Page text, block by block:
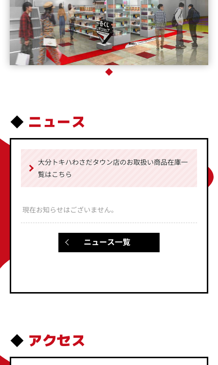
ニュース
大分トキハわさだタウン店のお取扱い商品在庫一
覧はこちら
現在お知らせはございません。
ニュース一覧
アクセス